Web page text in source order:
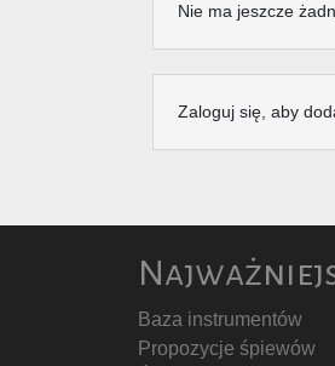
Nie ma jeszcze
Zaloguj się, aby
Baza instrumentów
Propozycje śpiewów